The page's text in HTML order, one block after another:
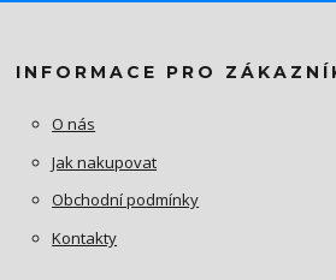
INFORMACE PRO
O nás
Jak nakupovat
Obchodní podmínky
Kontakty